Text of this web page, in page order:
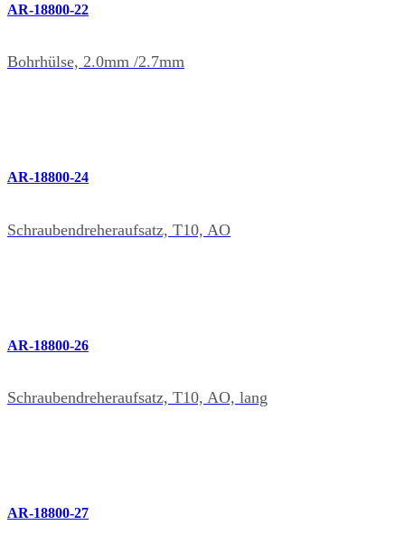
AR-18800-22
Bohrhülse, 2.0mm /2.7mm
AR-18800-24
Schraubendreheraufsatz, T10, AO
AR-18800-26
Schraubendreheraufsatz, T10, AO, lang
AR-18800-27